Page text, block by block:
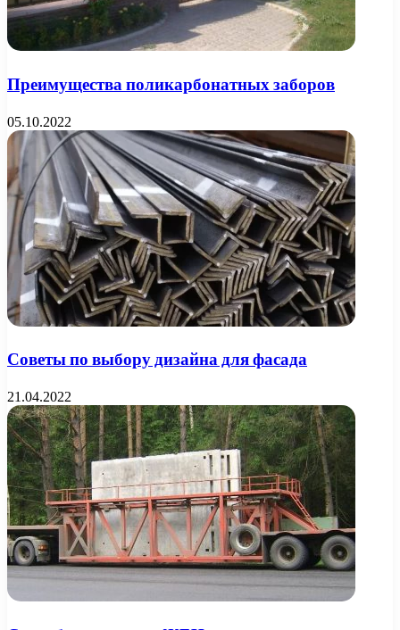
Преимущества поликарбонатных заборов
05.10.2022
Советы по выбору дизайна для фасада
21.04.2022